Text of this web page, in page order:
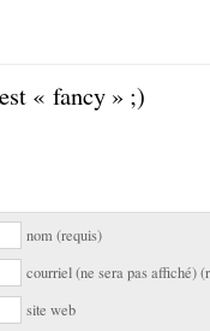
« fancy » ;)
nom (requis)
courriel (ne sera pas affiché)
site web